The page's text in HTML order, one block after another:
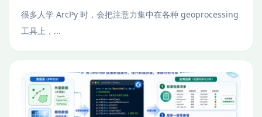
很多人学 ArcPy 时，会把注意力集中在各种 geoprocessing
工具上，...